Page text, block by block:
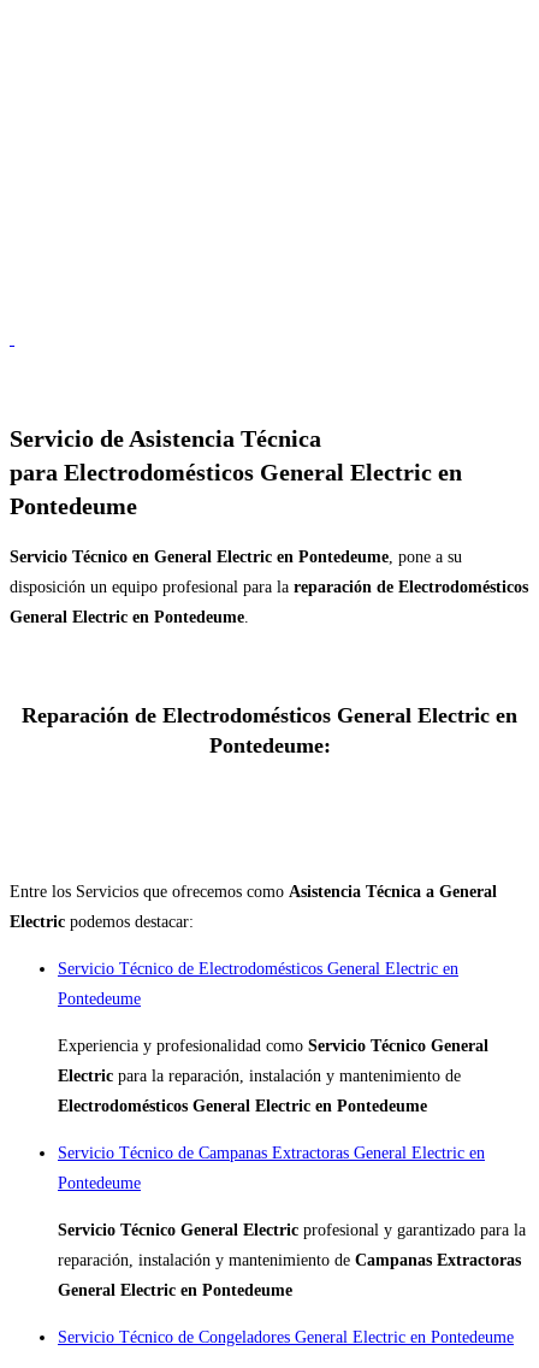
Servicio de Asistencia Técnica
para Electrodomésticos General Electric en
Pontedeume
Servicio Técnico en General Electric en Pontedeume, pone a su
disposición un equipo profesional para la reparación de Electrodomésticos
General Electric en Pontedeume.
Reparación de Electrodomésticos General Electric en
Pontedeume:
Entre los Servicios que ofrecemos como Asistencia Técnica a General
Electric podemos destacar:
Servicio Técnico de Electrodomésticos General Electric en
Pontedeume
Experiencia y profesionalidad como Servicio Técnico General
Electric para la reparación, instalación y mantenimiento de
Electrodomésticos General Electric en Pontedeume
Servicio Técnico de Campanas Extractoras General Electric en
Pontedeume
Servicio Técnico General Electric profesional y garantizado para la
reparación, instalación y mantenimiento de Campanas Extractoras
General Electric en Pontedeume
Servicio Técnico de Congeladores General Electric en Pontedeume